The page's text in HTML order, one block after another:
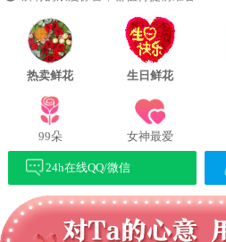
热卖鲜花 生日鲜花
99朵 女神最爱
24h在线QQ/微信